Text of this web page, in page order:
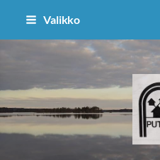
Siirry
Valikko